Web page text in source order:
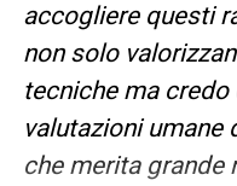
accogliere questi
non solo
tecniche ma
valutazioni umane
che merita grande